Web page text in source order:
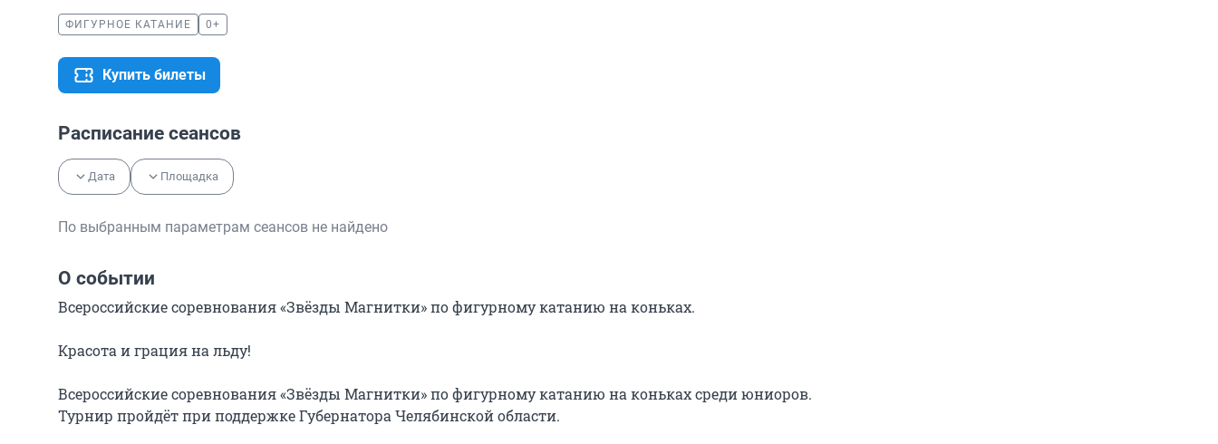
ФИГУРНОЕ КАТАНИЕ 0+
Купить билеты
Расписание сеансов
Дата Площадка
По выбранным параметрам сеансов не найдено
О событии
Всероссийские соревнования «Звёзды Магнитки» по фигурному катанию на коньках.
Красота и грация на льду!
Всероссийские соревнования «Звёзды Магнитки» по фигурному катанию на коньках среди юниоров.
Турнир пройдёт при поддержке Губернатора Челябинской области.